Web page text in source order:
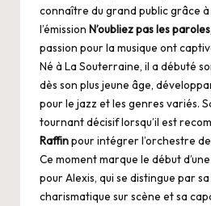
connaître du grand public grâce
l’émission N’oubliez pas les paroles
passion pour la musique ont
Né à La Souterraine, il a débuté
dès son plus jeune âge,
pour le jazz et les genres variés.
tournant décisif lorsqu’il est
Raffinpour intégrer l’orchestre de
Ce moment marque le début
pour Alexis, qui se distingue par
charismatique sur scène et sa